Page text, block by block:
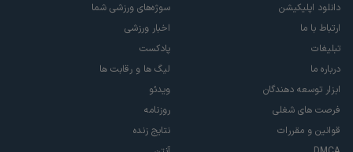
دانلود اپلیکیشن
ارتباط با ما
تبلیغات
درباره ما
ابزار توسعه دهندگان
فرصت های شغلی
قوانین و مقررات
سوژه‌های ورزشی شما
اخبار ورزشی
پادکست
لیگ ها و رقابت ها
ویدئو
روزنامه
نتایج زنده